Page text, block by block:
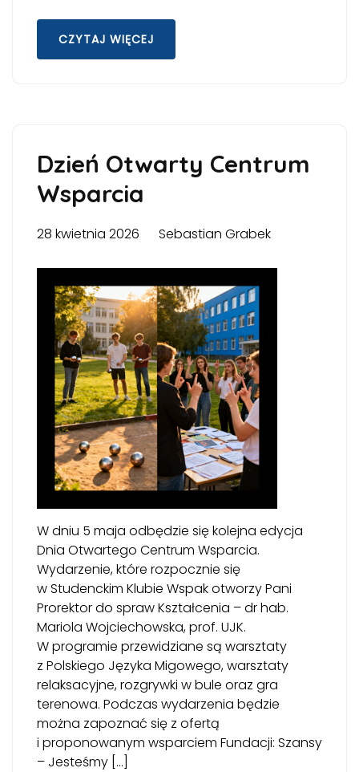
CZYTAJ WIĘCEJ
Dzień Otwarty Centrum
Wsparcia
28 kwietnia 2026 Sebastian Grabek
W dniu 5 maja odbędzie się kolejna edycja
Dnia Otwartego Centrum Wsparcia.
Wydarzenie, które rozpocznie się
w Studenckim Klubie Wspak otworzy Pani
Prorektor do spraw Kształcenia – dr hab.
Mariola Wojciechowska, prof. UJK.
W programie przewidziane są warsztaty
z Polskiego Języka Migowego, warsztaty
relaksacyjne, rozgrywki w bule oraz gra
terenowa. Podczas wydarzenia będzie
można zapoznać się z ofertą
i proponowanym wsparciem Fundacji: Szansy
– Jesteśmy […]